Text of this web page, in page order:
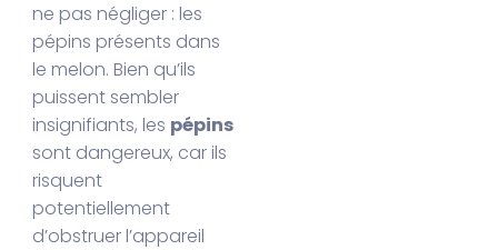
ne pas négliger : les
pépins présents dans
le melon. Bien qu’ils
puissent sembler
insignifiants, les pépins
sont dangereux, car ils
risquent
potentiellement
d’obstruer l’appareil